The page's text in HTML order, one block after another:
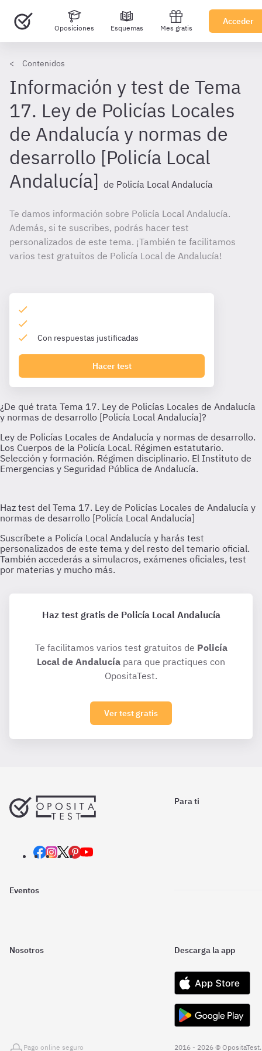
Oposiciones Esquemas Mes gratis
Acceder
Contenidos
Información y test de Tema
17. Ley de Policías Locales
de Andalucía y normas de
desarrollo [Policía Local
Andalucía] de Policía Local Andalucía
Te damos información sobre Policía Local Andalucía.
Además, si te suscribes, podrás hacer test
personalizados de este tema. ¡También te facilitamos
varios test gratuitos de Policía Local de Andalucía!
Con respuestas justificadas
Hacer test
Haz test gratis de Policía Local Andalucía
Te facilitamos varios test gratuitos de Policía
Local de Andalucía para que practiques con
OpositaTest.
Ver test gratis
Para ti
Eventos
Nosotros Descarga la app
Pago online seguro 2016 - 2026 © OpositaTest.